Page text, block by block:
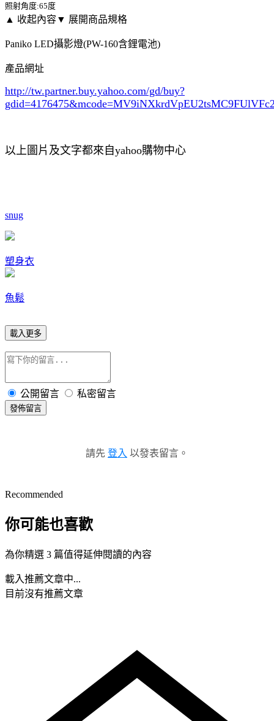
照射角度:65度
▲ 收起內容▼ 展開商品規格
Paniko LED攝影燈(PW-160含鋰電池)
產品網址
http://tw.partner.buy.yahoo.com/gd/buy?
gdid=4176475
以上圖片及文字都來自yahoo購物中心
snug
塑身衣
魚鬆
載入更多
公開留言 私密留言
發佈留言
請先 登入 以發表留言。
Recommended
你可能也喜歡
為你精選 3 篇值得延伸閱讀的內容
載入推薦文章中...
目前沒有推薦文章